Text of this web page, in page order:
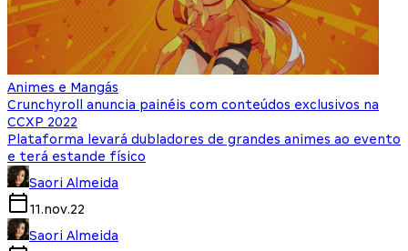
Animes e Mangás
Crunchyroll anuncia painéis com conteúdos exclusivos na
CCXP 2022
Plataforma levará dubladores de grandes animes ao evento
e terá estande físico
Saori Almeida
11.nov.22
Saori Almeida